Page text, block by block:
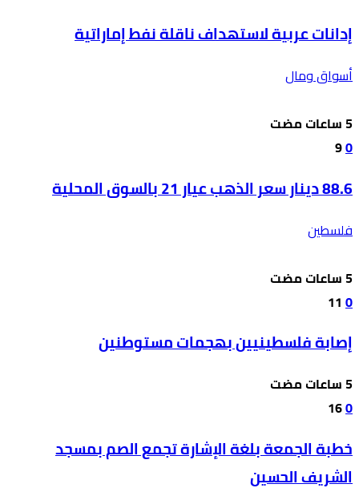
إدانات عربية لاستهداف ناقلة نفط إماراتية
أسواق ومال
0
9
88.6 دينار سعر الذهب عيار 21 بالسوق المحلية
فلسطين
0
11
إصابة فلسطينيين بهجمات مستوطنين
0
16
خطبة الجمعة بلغة الإشارة تجمع الصم بمسجد
الشريف الحسين